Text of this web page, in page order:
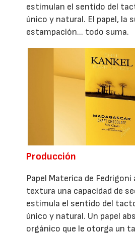
estimulan el sentido del
único y natural. El papel, la
estampación... todo suma.
Producción
Papel Materica de
textura una capacidad de
estimula el sentido del
único y natural. Un papel
orgánico que le otorga un